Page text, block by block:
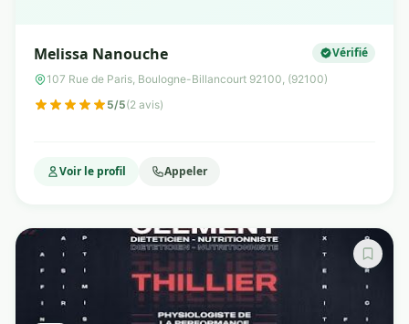
Melissa Nanouche Vérifié
107 Rue de Paris, Boulogne-Billancourt 92100, (92100)
5/5(2 avis)
Voir le profil Appeler